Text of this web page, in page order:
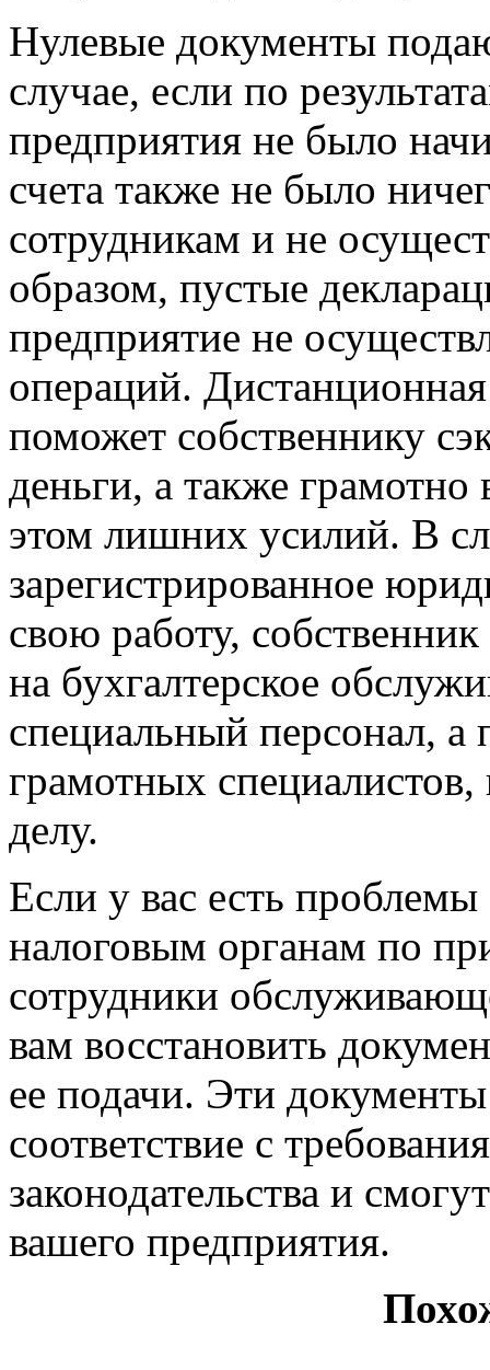
Нулевые документы
случае, если по
предприятия не было
счета также не было
сотрудникам и не
образом, пустые
предприятие не
операций.
поможет собственнику
деньги, а также грамотно
этом лишних усилий. В
зарегистрированное
свою работу,
на бухгалтерское
специальный персонал, а
грамотных
делу.
Если у вас есть
налоговым органам по
сотрудники
вам восстановить
ее подачи. Эти
соответствие с
законодательства и
вашего предприятия.